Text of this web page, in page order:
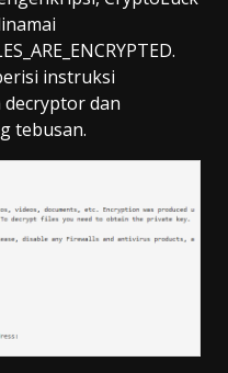
instruksi
dan
tebusan.